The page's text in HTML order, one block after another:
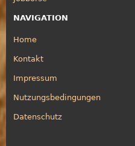
NAVIGATION
Home
Kontakt
Impressum
Nutzungsbedingungen
Datenschutz